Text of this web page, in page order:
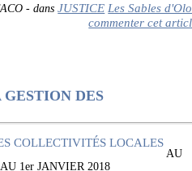
- dansJUSTICE Les Sables
commenter cet
DES
AU
1er JANVIER 2018